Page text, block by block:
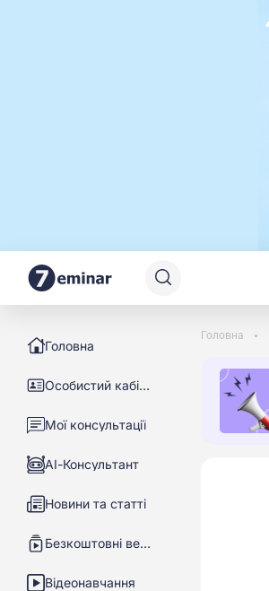
Головна
Особистий кабінет
Мої консультації
АІ-Консультант
Новини та статті
Безкоштовні вебінари
Відеонавчання
Головна